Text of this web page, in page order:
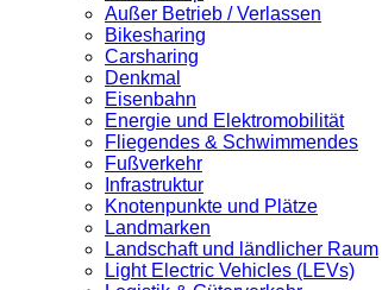
Außer Betrieb / Verlassen
Bikesharing
Carsharing
Denkmal
Eisenbahn
Energie und Elektromobilität
Fliegendes & Schwimmendes
Fußverkehr
Infrastruktur
Knotenpunkte und Plätze
Landmarken
Landschaft und ländlicher Raum
Light Electric Vehicles (LEVs)